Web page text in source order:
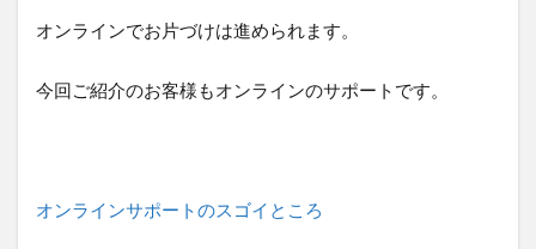
オンラインでお片づけは進められます。
今回ご紹介のお客様もオンラインのサポートです。
オンラインサポートのスゴイところ